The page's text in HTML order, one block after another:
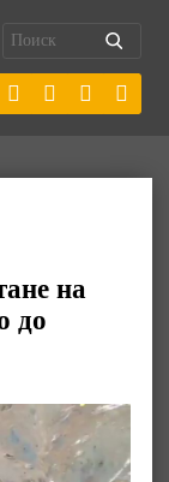
на
до